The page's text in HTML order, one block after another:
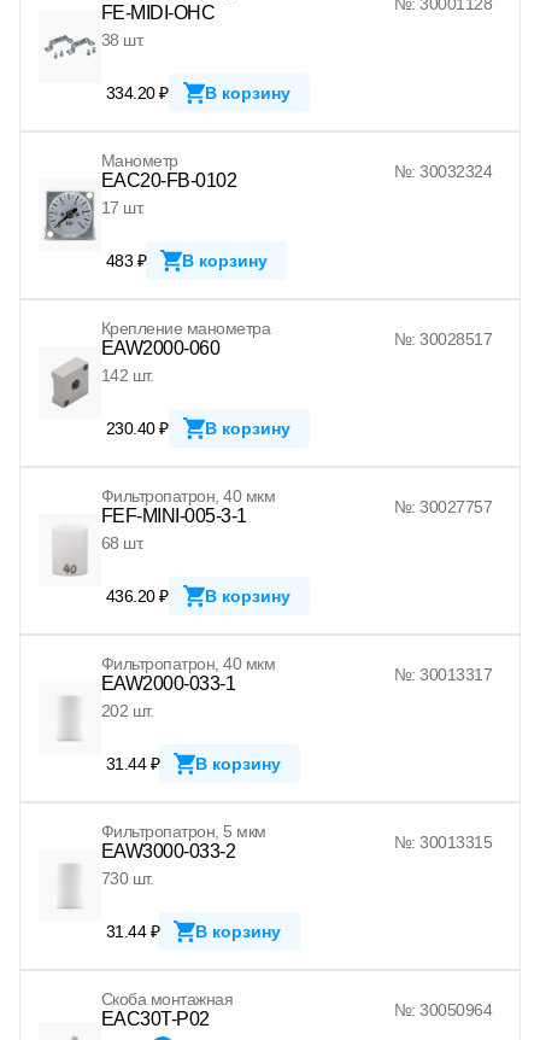
FE-MIDI-OHC
38 шт.
334.20 ₽ В корзину
Манометр
EAC20-FB-0102
№: 30032324
17 шт.
483 ₽ В корзину
Крепление манометра
EAW2000-060
№: 30028517
142 шт.
230.40 ₽ В корзину
Фильтропатрон, 40 мкм
FEF-MINI-005-3-1
№: 30027757
68 шт.
436.20 ₽ В корзину
Фильтропатрон, 40 мкм
EAW2000-033-1
№: 30013317
202 шт.
31.44 ₽ В корзину
Фильтропатрон, 5 мкм
EAW3000-033-2
№: 30013315
730 шт.
31.44 ₽ В корзину
Скоба монтажная
EAC30T-P02 №: 30050964